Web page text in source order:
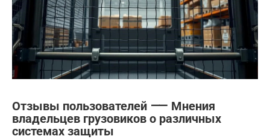
Отзывы пользователей ⸺ Мнения
владельцев грузовиков о различных
системах защиты